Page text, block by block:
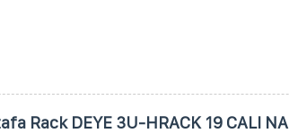
Rack DEYE 3U-HRACK 19 CALI NA